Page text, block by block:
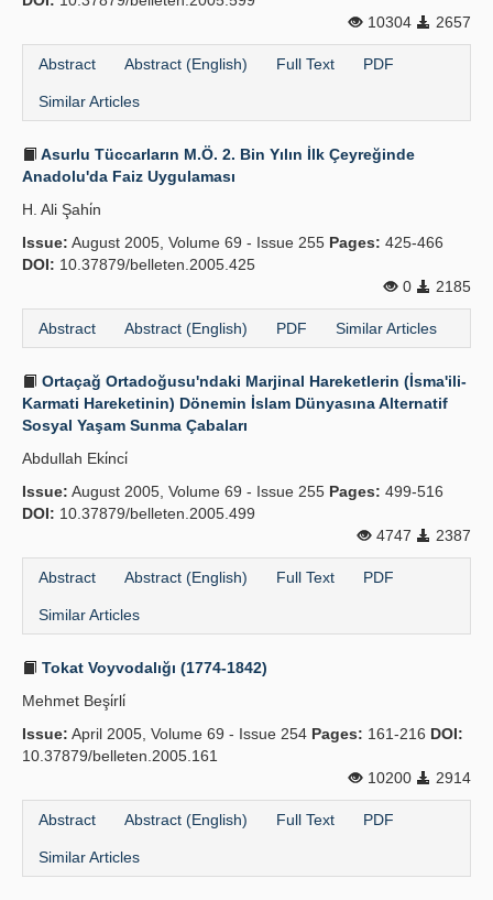
10304
2657
Abstract Abstract (English) Full Text PDF
Similar Articles
Asurlu Tüccarların M.Ö. 2. Bin Yılın İlk Çeyreğinde
Anadolu'da Faiz Uygulaması
H. Ali Şahi̇n
Issue: August 2005, Volume 69 - Issue 255 Pages: 425-466
DOI: 10.37879/belleten.2005.425
0
2185
Abstract Abstract (English) PDF Similar Articles
Ortaçağ Ortadoğusu'ndaki Marjinal Hareketlerin (İsma'ili-
Karmati Hareketinin) Dönemin İslam Dünyasına Alternatif
Sosyal Yaşam Sunma Çabaları
Abdullah Eki̇nci̇
Issue: August 2005, Volume 69 - Issue 255 Pages: 499-516
DOI: 10.37879/belleten.2005.499
4747
2387
Abstract Abstract (English) Full Text PDF
Similar Articles
Tokat Voyvodalığı (1774-1842)
Mehmet Beşi̇rli̇
Issue: April 2005, Volume 69 - Issue 254 Pages: 161-216 DOI:
10.37879/belleten.2005.161
10200
2914
Abstract Abstract (English) Full Text PDF
Similar Articles